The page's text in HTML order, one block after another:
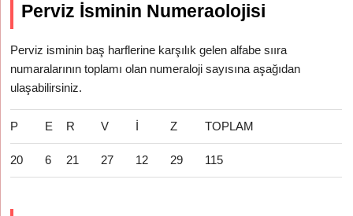
Perviz İsminin Numeraolojisi
Perviz isminin baş harflerine karşılık gelen alfabe sııra
numaralarının toplamı olan numeraloji sayısına aşağıdan
ulaşabilirsiniz.
P E R V İ Z TOPLAM
20 6 21 27 12 29 115